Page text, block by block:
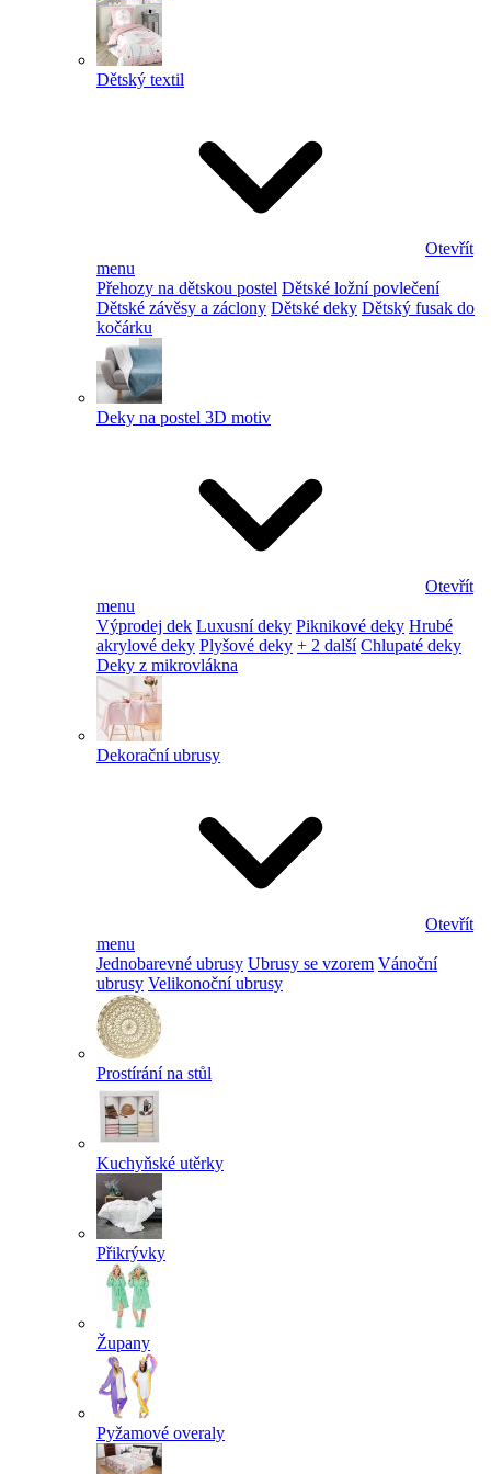
Dětský textil
Otevřít
menu
Přehozy na dětskou postel Dětské ložní povlečení
Dětské závěsy a záclony Dětské deky Dětský fusak do
kočárku
Deky na postel 3D motiv
Otevřít
menu
Výprodej dek Luxusní deky Piknikové deky Hrubé
akrylové deky Plyšové deky + 2 další Chlupaté deky
Deky z mikrovlákna
Dekorační ubrusy
Otevřít
menu
Jednobarevné ubrusy Ubrusy se vzorem Vánoční
ubrusy Velikonoční ubrusy
Prostírání na stůl
Kuchyňské utěrky
Přikrývky
Župany
Pyžamové overaly